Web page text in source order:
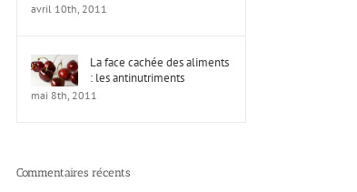
avril 10th, 2011
La face cachée des aliments
: les antinutriments
mai 8th, 2011
Commentaires récents